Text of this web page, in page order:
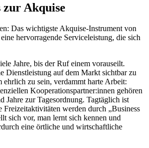
zur Akquise
Das wichtigste Akquise-Instrument von
hervorragende Serviceleistung, die sich
Jahre, bis der Ruf einem vorauseilt.
Dienstleistung auf dem Markt sichtbar zu
ehrlich zu sein, verdammt harte Arbeit:
Kooperationspartner:innen gehören
Jahre zur Tagesordnung. Tagtäglich ist
Freizeitaktivitäten werden durch „Business
sich vor, man lernt sich kennen und
eine örtliche und wirtschaftliche